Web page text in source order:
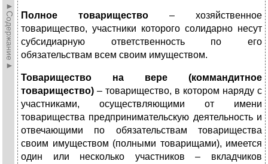
►Содержание► Полное товарищество – хозяйственное
товарищество, участники которого солидарно несут
субсидиарную ответственность по его
обязательствам всем своим имуществом.
Товарищество на вере (коммандитное
товарищество) – товарищество, в котором наряду с
участниками, осуществляющими от имени
товарищества предпринимательскую деятельность и
отвечающими по обязательствам товарищества
своим имуществом (полными товарищами), имеется
один или несколько участников – вкладчиков